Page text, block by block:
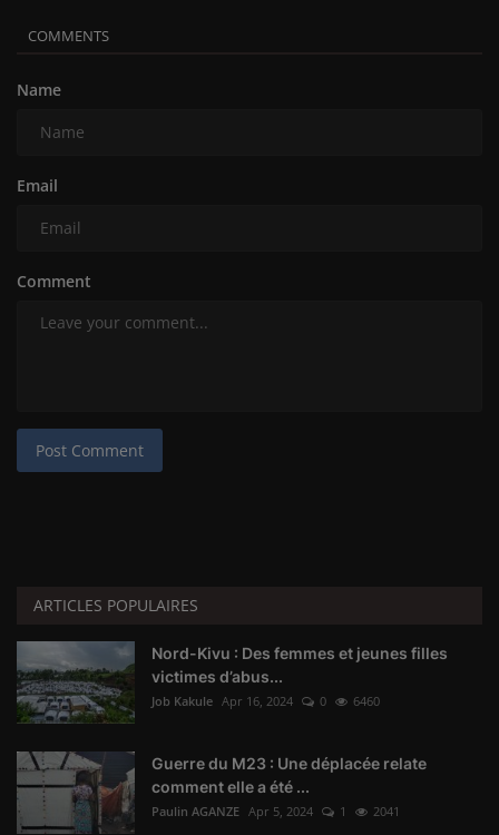
COMMENTS
Name
Email
Comment
Post Comment
ARTICLES POPULAIRES
Nord-Kivu : Des femmes et jeunes filles
victimes d’abus...
Job Kakule Apr 16, 2024 0 6460
Guerre du M23 : Une déplacée relate
comment elle a été ...
Paulin AGANZE Apr 5, 2024 1 2041